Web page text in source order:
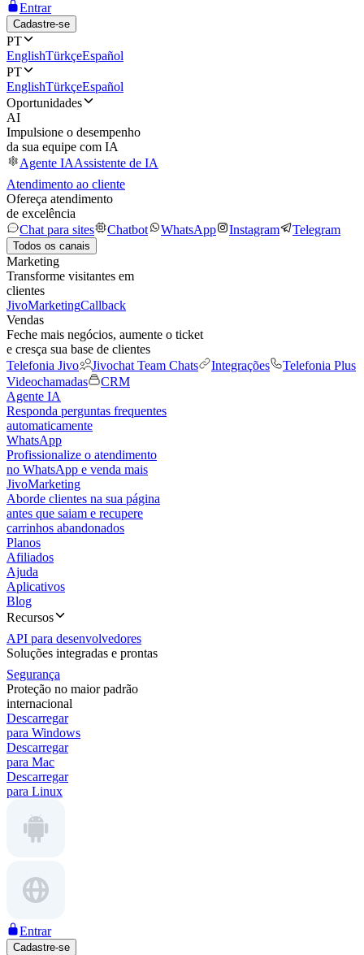
Entrar
Cadastre-se
PT
EnglishTürkçeEspañol
PT
EnglishTürkçeEspañol
Oportunidades
AI
Impulsione o desempenho
da sua equipe com IA
Agente IAAssistente de IA
Atendimento ao cliente
Ofereça atendimento
de excelência
Chat para sites
Chatbot WhatsApp Instagram Telegram
Todos os canais
Marketing
Transforme visitantes em
clientes
JivoMarketingCallback
Vendas
Feche mais negócios, aumente o ticket
e cresça sua base de clientes
Telefonia Jivo
Jivochat Team Chats Integrações
Telefonia Plus
Videochamadas
CRM
Agente IA
Responda perguntas frequentes
automaticamente
WhatsApp
Profissionalize o atendimento
no WhatsApp e venda mais
JivoMarketing
Aborde clientes na sua página
antes que saiam e recupere
carrinhos abandonados
Planos
Afiliados
Ajuda
Aplicativos
Blog
Recursos
API para desenvolvedores
Soluções integradas e prontas
Segurança
Proteção no maior padrão
internacional
Descarregar
para Windows
Descarregar
para Mac
Descarregar
para Linux
Entrar
Cadastre-se